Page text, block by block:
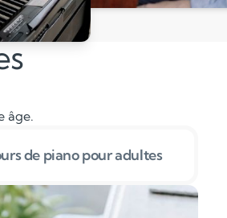
âge.
de piano pour adultes